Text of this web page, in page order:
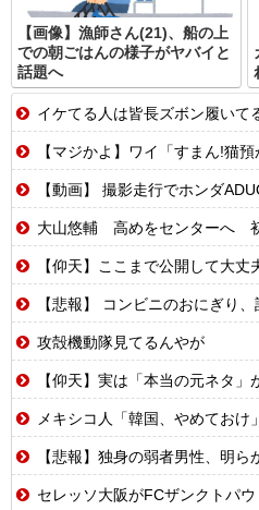
【画像】漁師さん(21)、船の上
での朝ごはんの様子がヤバイと
話題へ
イケてる人は皆長ズボン履いてる。暑い中でも我慢して
【マジかよ】ワイ「すまん!猫預かってく
【動画】 撮影走行でホンダADUO改良型エンジン（
大山悠輔 高めをセンターへ
【仰天】ここまで公開して大丈夫
【悲報】 コンビニのおにぎり
攻殻機動隊見てるんやが
【仰天】実は「本当の元ネタ」が存在した? 2
メキシコ人「韓国、やめておけ」元日本代表指揮官、
【悲報】独身の弱者男性、明ら
セレッソ大阪がFCザンクトパウリからMFジャクソン・アーバインを完全移籍